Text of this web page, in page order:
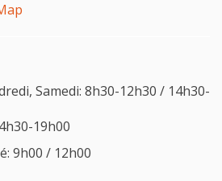
Samedi: 8h30-12h30 / 14h30-
19h00
9h00 / 12h00